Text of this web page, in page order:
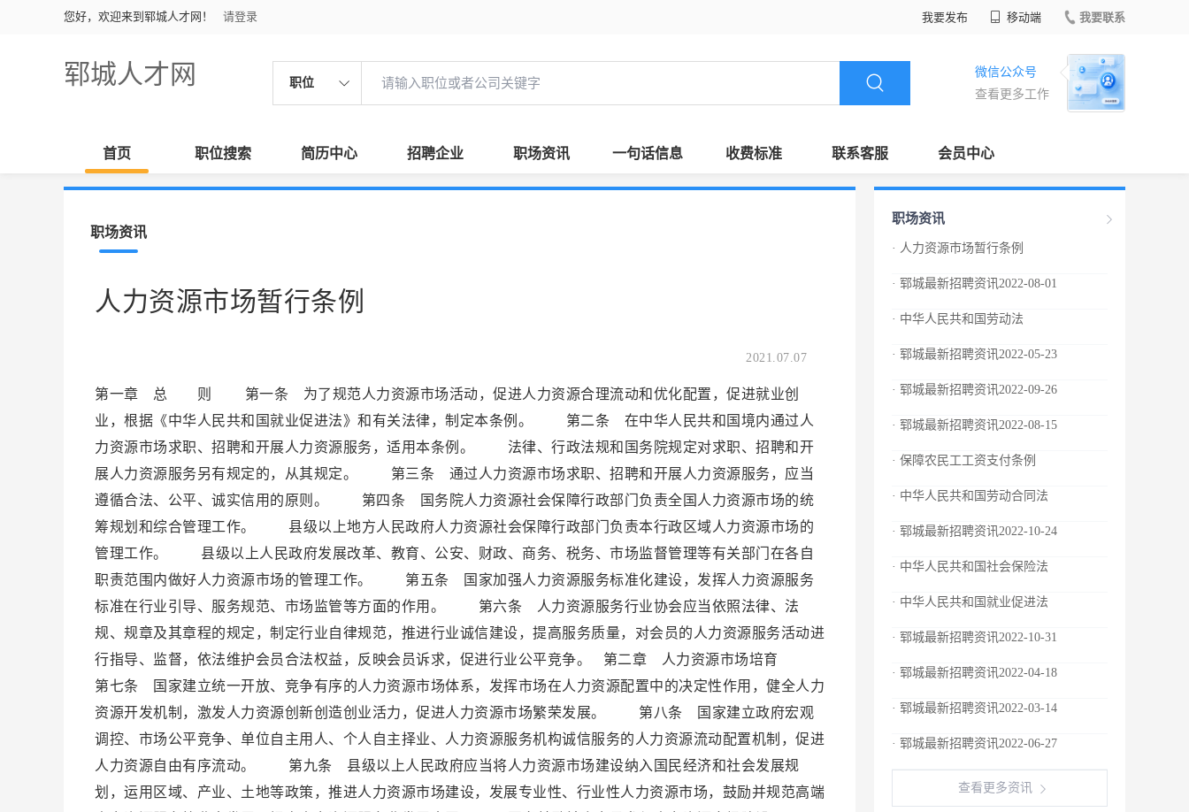
您好，欢迎来到郓城人才网！ 请登录 我要发布 移动端 我要联系
郓城人才网 职位
微信公众号
查看更多工作
首页 职位搜索 简历中心 招聘企业 职场资讯 一句话信息 收费标准 联系客服 会员中心
职场资讯
人力资源市场暂行条例
2021.07.07
第一章 总 则 第一条 为了规范人力资源市场活动，促进人力资源合理流动和优化配置，促进就业创
业，根据《中华人民共和国就业促进法》和有关法律，制定本条例。 第二条 在中华人民共和国境内通过人
力资源市场求职、招聘和开展人力资源服务，适用本条例。 法律、行政法规和国务院规定对求职、招聘和开
展人力资源服务另有规定的，从其规定。 第三条 通过人力资源市场求职、招聘和开展人力资源服务，应当
遵循合法、公平、诚实信用的原则。 第四条 国务院人力资源社会保障行政部门负责全国人力资源市场的统
筹规划和综合管理工作。 县级以上地方人民政府人力资源社会保障行政部门负责本行政区域人力资源市场的
管理工作。 县级以上人民政府发展改革、教育、公安、财政、商务、税务、市场监督管理等有关部门在各自
职责范围内做好人力资源市场的管理工作。 第五条 国家加强人力资源服务标准化建设，发挥人力资源服务
标准在行业引导、服务规范、市场监管等方面的作用。 第六条 人力资源服务行业协会应当依照法律、法
规、规章及其章程的规定，制定行业自律规范，推进行业诚信建设，提高服务质量，对会员的人力资源服务活动进
行指导、监督，依法维护会员合法权益，反映会员诉求，促进行业公平竞争。 第二章 人力资源市场培育
第七条 国家建立统一开放、竞争有序的人力资源市场体系，发挥市场在人力资源配置中的决定性作用，健全人力
资源开发机制，激发人力资源创新创造创业活力，促进人力资源市场繁荣发展。 第八条 国家建立政府宏观
调控、市场公平竞争、单位自主用人、个人自主择业、人力资源服务机构诚信服务的人力资源流动配置机制，促进
人力资源自由有序流动。 第九条 县级以上人民政府应当将人力资源市场建设纳入国民经济和社会发展规
划，运用区域、产业、土地等政策，推进人力资源市场建设，发展专业性、行业性人力资源市场，鼓励并规范高端
职场资讯
· 人力资源市场暂行条例
· 郓城最新招聘资讯2022-08-01
· 中华人民共和国劳动法
· 郓城最新招聘资讯2022-05-23
· 郓城最新招聘资讯2022-09-26
· 郓城最新招聘资讯2022-08-15
· 保障农民工工资支付条例
· 中华人民共和国劳动合同法
· 郓城最新招聘资讯2022-10-24
· 中华人民共和国社会保险法
· 中华人民共和国就业促进法
· 郓城最新招聘资讯2022-10-31
· 郓城最新招聘资讯2022-04-18
· 郓城最新招聘资讯2022-03-14
· 郓城最新招聘资讯2022-06-27
查看更多资讯